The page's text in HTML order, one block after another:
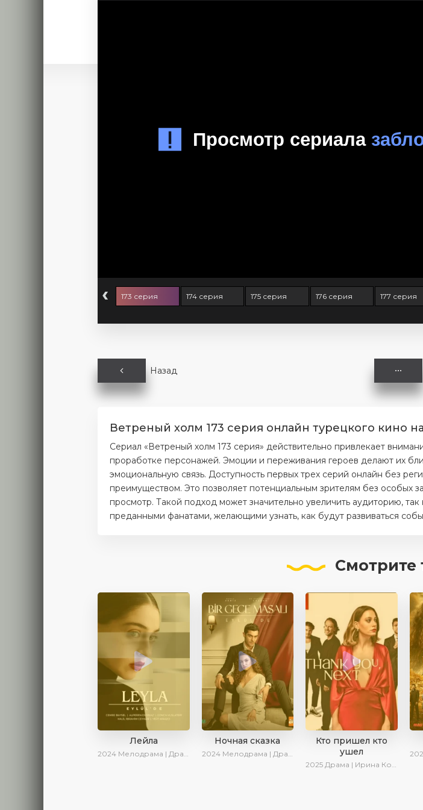
‹ 173 серия 174 серия 175 серия 176 серия 177 серия
Назад
Ветреный холм 173 серия онлайн турецкого кино
Сериал «Ветреный холм 173 серия» действительно привлекает
проработке персонажей. Эмоции и переживания героев делают их
эмоциональную связь. Доступность первых трех серий онлайн без
преимуществом. Это позволяет потенциальным зрителям без особых
просмотр. Такой подход может значительно увеличить аудиторию,
преданными фанатами, желающими узнать, как будут развиваться
Смотрите
Лейла
2024 Мелодрама | Драма | Ирина Котова | AveTurk | AlisaDirilis | Сериалы 2024
Ночная сказка
2024 Мелодрама | Драма | Сериалы 2024
Кто пришел кто
ушел
2025 Драма | Ирина Котова | Новинки | Сериалы 2025